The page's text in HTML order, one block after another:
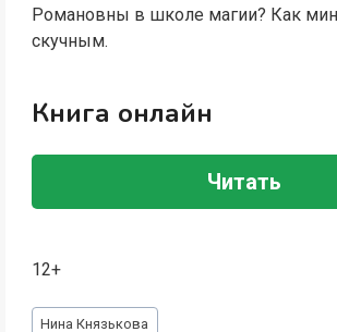
Романовны в школе магии? Как
скучным.
Книга онлайн
Читать
12+
Метки
Нина Князькова